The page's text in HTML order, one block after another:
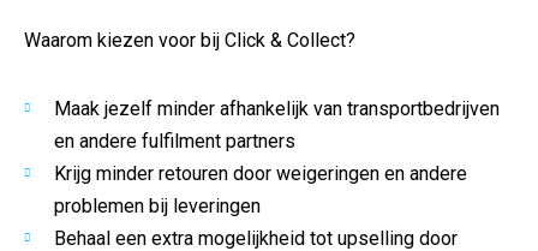
Waarom kiezen voor bij Click & Collect?
Maak jezelf minder afhankelijk van transportbedrijven
en andere fulfilment partners
Krijg minder retouren door weigeringen en andere
problemen bij leveringen
Behaal een extra mogelijkheid tot upselling door